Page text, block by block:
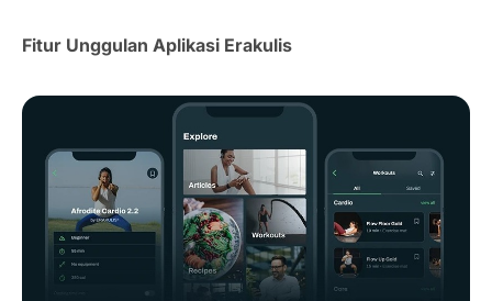
Fitur Unggulan Aplikasi Erakulis